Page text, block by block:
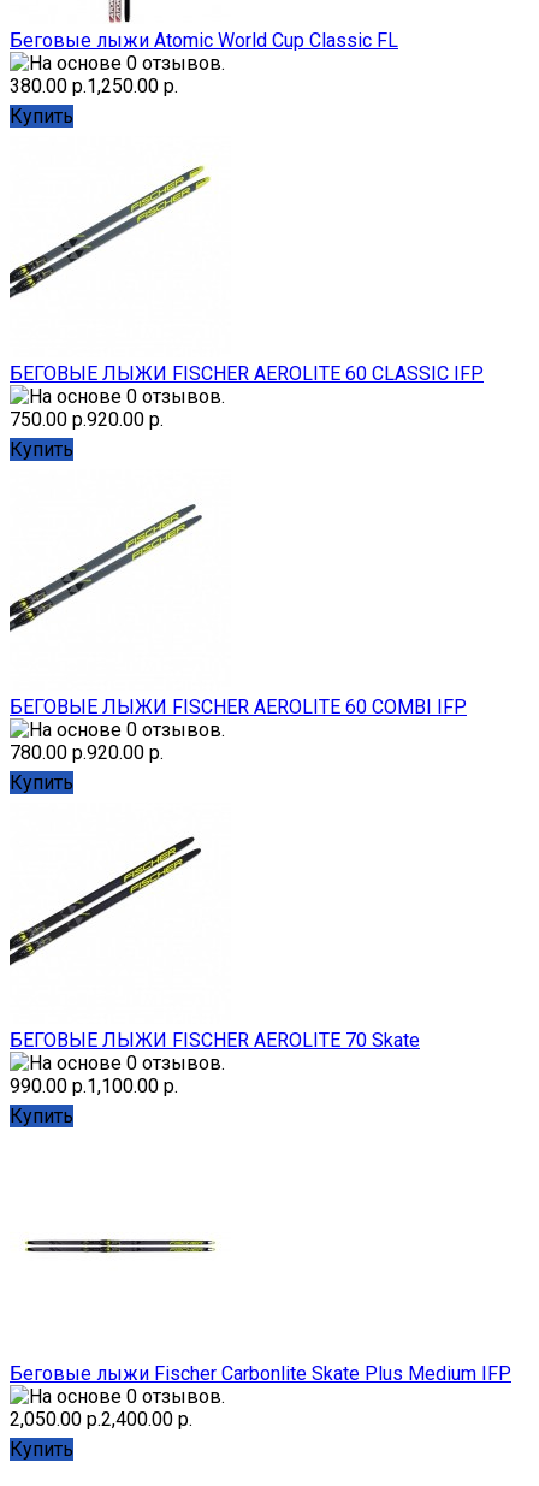
Беговые лыжи Atomic World Cup Classic FL
380.00 р.1,250.00 р.
Купить
БЕГОВЫЕ ЛЫЖИ FISCHER AEROLITE 60 CLASSIC IFP
750.00 р.920.00 р.
Купить
БЕГОВЫЕ ЛЫЖИ FISCHER AEROLITE 60 COMBI IFP
780.00 р.920.00 р.
Купить
БЕГОВЫЕ ЛЫЖИ FISCHER AEROLITE 70 Skate
990.00 р.1,100.00 р.
Купить
Беговые лыжи Fischer Carbonlite Skate Plus Medium IFP
2,050.00 р.2,400.00 р.
Купить